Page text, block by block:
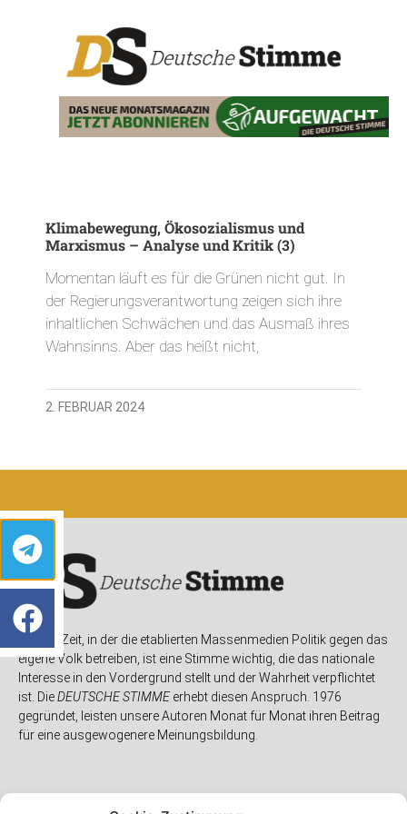
Klimabewegung, Ökosozialismus und
Marxismus – Analyse und Kritik (3)
Momentan läuft es für die Grünen nicht gut. In
der Regierungsverantwortung zeigen sich ihre
inhaltlichen Schwächen und das Ausmaß ihres
Wahnsinns. Aber das heißt nicht,
2. FEBRUAR 2024
In einer Zeit, in der die etablierten Massenmedien Politik gegen das
eigene Volk betreiben, ist eine Stimme wichtig, die das nationale
Interesse in den Vordergrund stellt und der Wahrheit verpflichtet
ist. DieDEUTSCHE STIMMEerhebt diesen Anspruch. 1976
gegründet, leisten unsere Autoren Monat für Monat ihren Beitrag
für eine ausgewogenere Meinungsbildung.